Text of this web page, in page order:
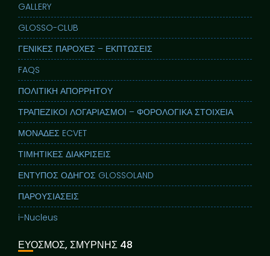
GALLERY
GLOSSO-CLUB
ΓΕΝΙΚΕΣ ΠΑΡΟΧΕΣ – ΕΚΠΤΩΣΕΙΣ
FAQS
ΠΟΛΙΤΙΚΗ ΑΠΟΡΡΗΤΟΥ
ΤΡΑΠΕΖΙΚΟΙ ΛΟΓΑΡΙΑΣΜΟΙ – ΦΟΡΟΛΟΓΙΚΑ ΣΤΟΙΧΕΙΑ
ΜΟΝΑΔΕΣ ECVET
ΤΙΜΗΤΙΚΕΣ ΔΙΑΚΡΙΣΕΙΣ
ΕΝΤΥΠΟΣ ΟΔΗΓΟΣ GLOSSOLAND
ΠΑΡΟΥΣΙΑΣΕΙΣ
i-Nucleus
ΕΥΟΣΜΟΣ, ΣΜΥΡΝΗΣ 48